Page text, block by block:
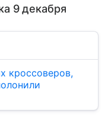
9 декабря
кроссоверов,